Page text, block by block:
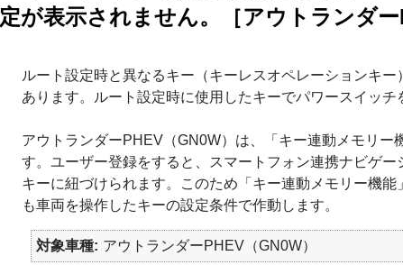
定が表示されません。［アウトランダー
ルート設定時と異なるキー（キーレスオペレーションキ
あります。ルート設定時に使用したキーでパワースイッチ
アウトランダーPHEV（GN0W）は、「キー連動メモリー
す。ユーザー登録をすると、スマートフォン連携ナビゲ
キーに紐づけられます。このため「キー連動メモリー機
も車両を操作したキーの設定条件で作動します。
対象車種 アウトランダーPHEV（GN0W）